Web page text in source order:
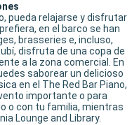
pueda relajarse y disfrutar
en el barco se han
brasseries e, incluso,
disfruta de una copa de
a la zona comercial. En
saborear un delicioso
en el The Red Bar Piano,
importante o para
o con tu familia, mientras
Lounge and Library.